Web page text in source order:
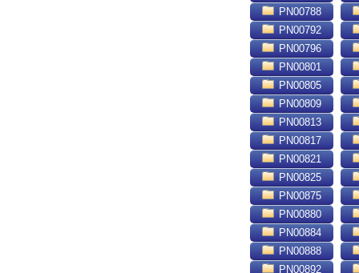
PN00788
PN00792
PN00796
PN00801
PN00805
PN00809
PN00813
PN00817
PN00821
PN00825
PN00875
PN00880
PN00884
PN00888
PN00892